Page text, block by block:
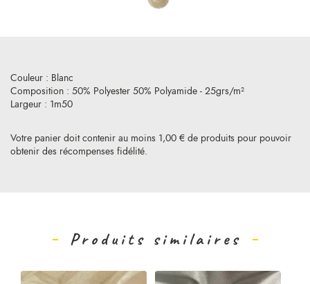
Votre panier doit contenir au moins 1,00 € de produits pour pouvoir
obtenir des récompenses fidélité.
Couleur : Blanc
Composition : 50% Polyester 50% Polyamide - 25grs/m²
Largeur : 1m50
Produits similaires